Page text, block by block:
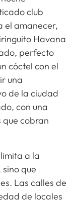
club
el amanecer,
Havana
perfecto
cóctel con el
una
de la ciudad
con una
cobran
a la
que
Las calles de
de locales